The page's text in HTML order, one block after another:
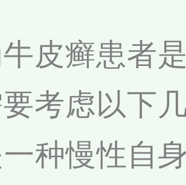
皮癣患者
考虑以下
种慢性自